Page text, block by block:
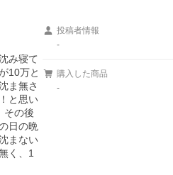
み寝て
10万と
ま無さ
と思い
その後
日の晩
まない
く、1
投稿者情報
-
購入した商品
-